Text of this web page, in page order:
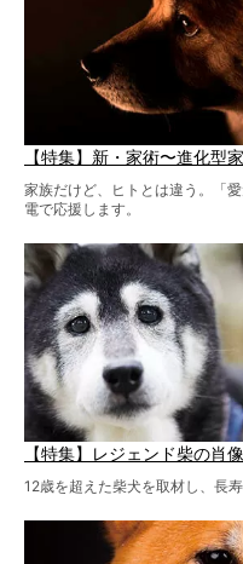
【特集】新・家術〜進化型
家族だけど、ヒトとは違う。「
電で応援します。
【特集】レジェンド柴の肖
12歳を超えた柴犬を取材し、長寿